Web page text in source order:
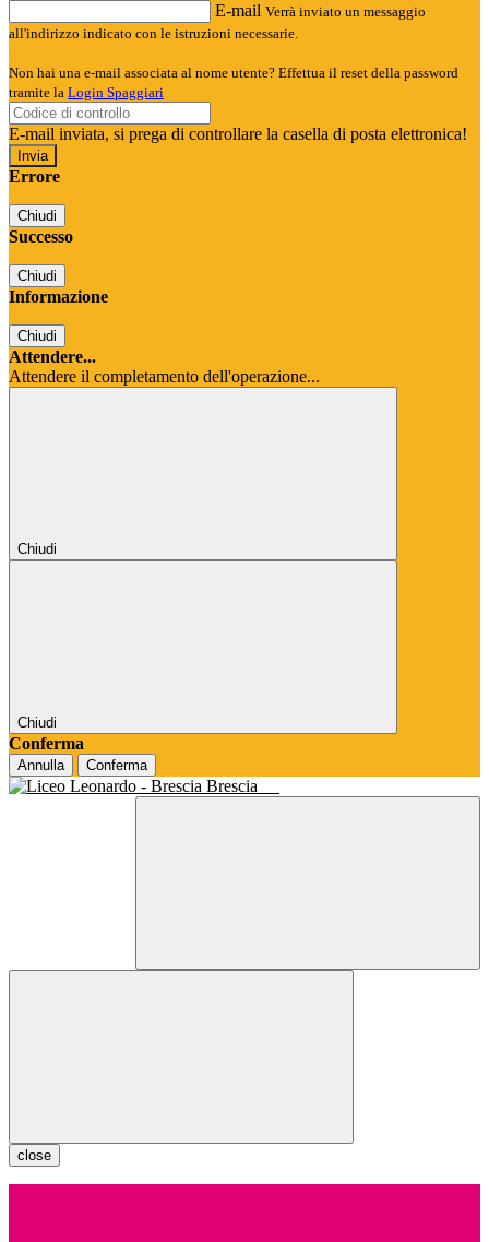
E-mail Verrà inviato un messaggio
all'indirizzo indicato con le istruzioni necessarie.
Non hai una e-mail associata al nome utente? Effettua il reset della password
tramite la Login Spaggiari
E-mail inviata, si prega di controllare la casella di posta elettronica!
Errore
Chiudi
Successo
Chiudi
Informazione
Chiudi
Attendere...
Attendere il completamento dell'operazione...
Chiudi
Chiudi
Conferma
Annulla Conferma
Brescia
close